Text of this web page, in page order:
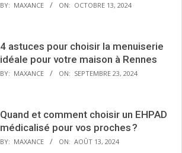
BY: MAXANCE ON: OCTOBRE 13, 2024
4 astuces pour choisir la menuiserie
idéale pour votre maison à Rennes
BY: MAXANCE ON: SEPTEMBRE 23, 2024
Quand et comment choisir un EHPAD
médicalisé pour vos proches ?
BY: MAXANCE ON: AOÛT 13, 2024